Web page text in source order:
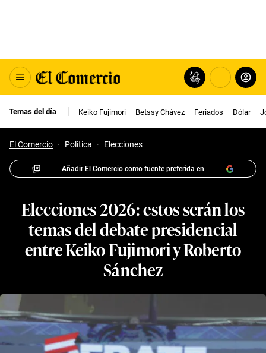
Temas del día Keiko Fujimori Betssy Chávez Feriados Dólar
El Comercio · Politica · Elecciones
Añadir El Comercio como fuente preferida en
Elecciones 2026: estos serán los
temas del debate presidencial
entre Keiko Fujimori y Roberto
Sánchez